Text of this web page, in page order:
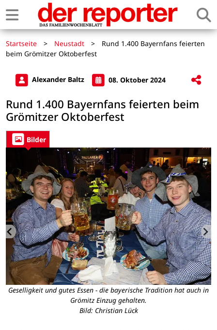
Startseite > Neustadt >
Rund 1.400 Bayernfans feierten
beim Grömitzer Oktoberfest
Alexander Baltz 08. Oktober 2024
Rund 1.400 Bayernfans feierten beim
Grömitzer Oktoberfest
Bilder
Geselligkeit und gutes Essen - die bayerische Tradition hat auch in
Grömitz Einzug gehalten.
Bild: Christian Lück